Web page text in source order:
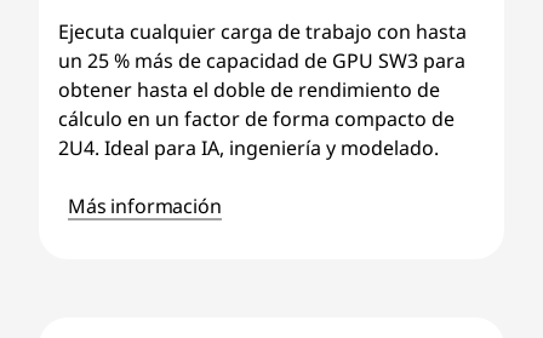
Ejecuta cualquier carga de trabajo con hasta
un 25 % más de capacidad de GPU SW3 para
obtener hasta el doble de rendimiento de
cálculo en un factor de forma compacto de
2U4. Ideal para IA, ingeniería y modelado.
Más información